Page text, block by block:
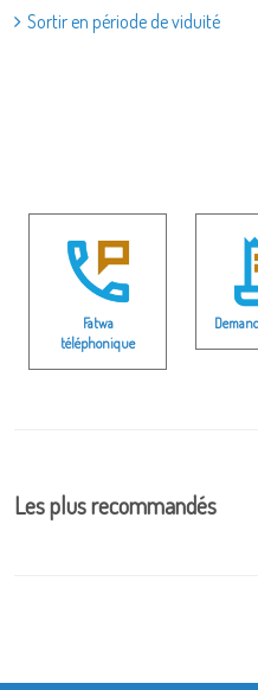
Sortir en période de viduité
Fatwa
téléphonique
Les plus recommandés